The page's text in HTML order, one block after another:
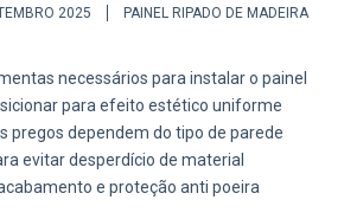
2025 PAINEL RIPADO DE MADEIRA
necessários para instalar o painel
para efeito estético uniforme
pregos dependem do tipo de parede
evitar desperdício de material
e proteção anti poeira